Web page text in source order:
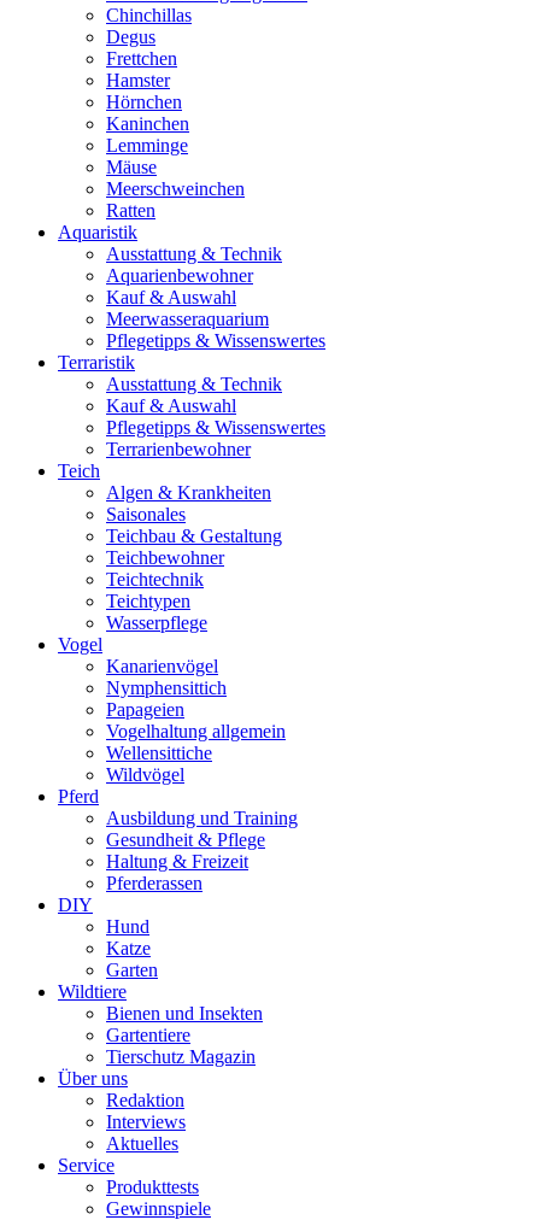
Chinchillas
Degus
Frettchen
Hamster
Hörnchen
Kaninchen
Lemminge
Mäuse
Meerschweinchen
Ratten
Aquaristik
Ausstattung & Technik
Aquarienbewohner
Kauf & Auswahl
Meerwasseraquarium
Pflegetipps & Wissenswertes
Terraristik
Ausstattung & Technik
Kauf & Auswahl
Pflegetipps & Wissenswertes
Terrarienbewohner
Teich
Algen & Krankheiten
Saisonales
Teichbau & Gestaltung
Teichbewohner
Teichtechnik
Teichtypen
Wasserpflege
Vogel
Kanarienvögel
Nymphensittich
Papageien
Vogelhaltung allgemein
Wellensittiche
Wildvögel
Pferd
Ausbildung und Training
Gesundheit & Pflege
Haltung & Freizeit
Pferderassen
DIY
Hund
Katze
Garten
Wildtiere
Bienen und Insekten
Gartentiere
Tierschutz Magazin
Über uns
Redaktion
Interviews
Aktuelles
Service
Produkttests
Gewinnspiele